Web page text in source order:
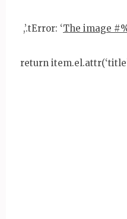
tError: ‘The image
return